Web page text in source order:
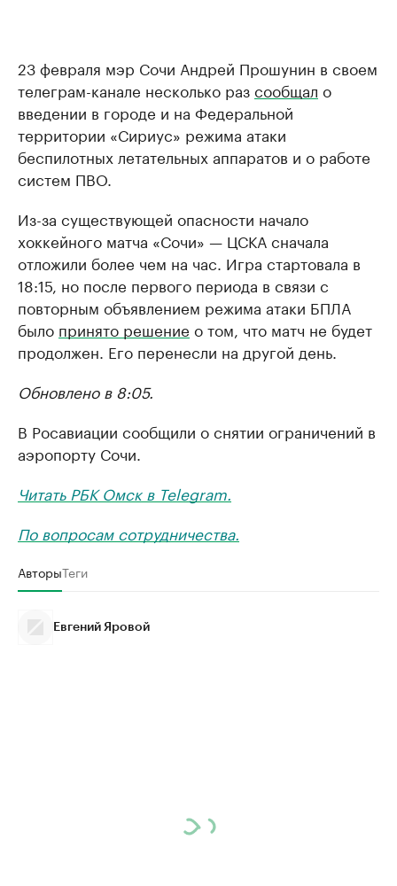
23 февраля мэр Сочи Андрей Прошунин в своем
телеграм-канале несколько разсообщал о
введении в городе и на Федеральной
территории «Сириус» режима атаки
беспилотных летательных аппаратов и о работе
систем ПВО.
Из-за существующей опасности начало
хоккейного матча «Сочи» — ЦСКА сначала
отложили более чем на час. Игра стартовала в
18:15, но после первого периода в связи с
повторным объявлением режима атаки БПЛА
было принято решение о том, что матч не будет
продолжен. Его перенесли на другой день.
Обновлено в 8:05.
В Росавиации сообщили о снятии ограничений в
аэропорту Сочи.
Читать РБК Омск в Telegram.
По вопросам сотрудничества.
АвторыТеги
Евгений Яровой